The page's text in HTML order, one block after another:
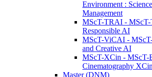
Environment :
Management
MScT-TRAI - MScT-
Responsible AI
MScT-ViCAI -
and Creative AI
MScT-XCin - MScT-
Cinematography XCin
Master (DNM)